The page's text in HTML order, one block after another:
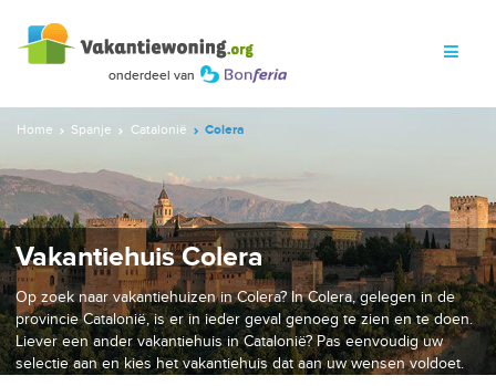
Home Spanje Catalonië Colera
Vakantiehuis Colera
Op zoek naar vakantiehuizen in Colera? In Colera, gelegen in de
provincie Catalonië, is er in ieder geval genoeg te zien en te doen.
Liever een ander vakantiehuis in Catalonië? Pas eenvoudig uw
selectie aan en kies het vakantiehuis dat aan uw wensen voldoet.